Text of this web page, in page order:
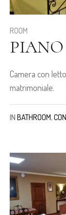
ROOM
Camera con
matrimoniale.
IN BATHROOM,